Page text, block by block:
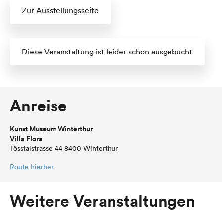
Zur Ausstellungsseite
Diese Veranstaltung ist leider schon ausgebucht
Anreise
Kunst Museum Winterthur
Villa Flora
Tösstalstrasse 44 8400 Winterthur
Route hierher
Weitere Veranstaltungen